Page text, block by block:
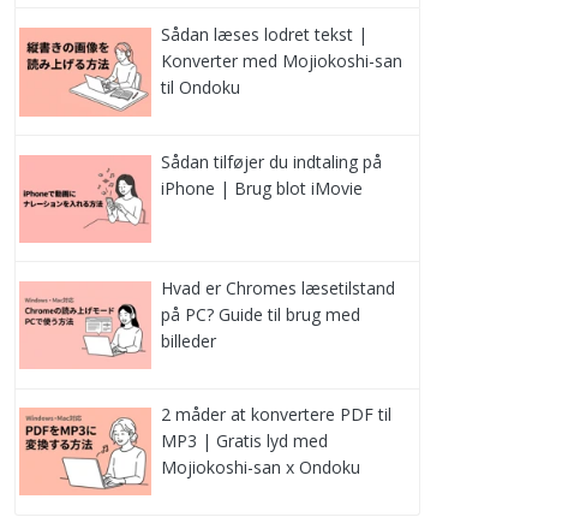
Sådan læses lodret tekst |
Konverter med Mojiokoshi-san
til Ondoku
Sådan tilføjer du indtaling på
iPhone | Brug blot iMovie
Hvad er Chromes læsetilstand
på PC? Guide til brug med
billeder
2 måder at konvertere PDF til
MP3 | Gratis lyd med
Mojiokoshi-san x Ondoku